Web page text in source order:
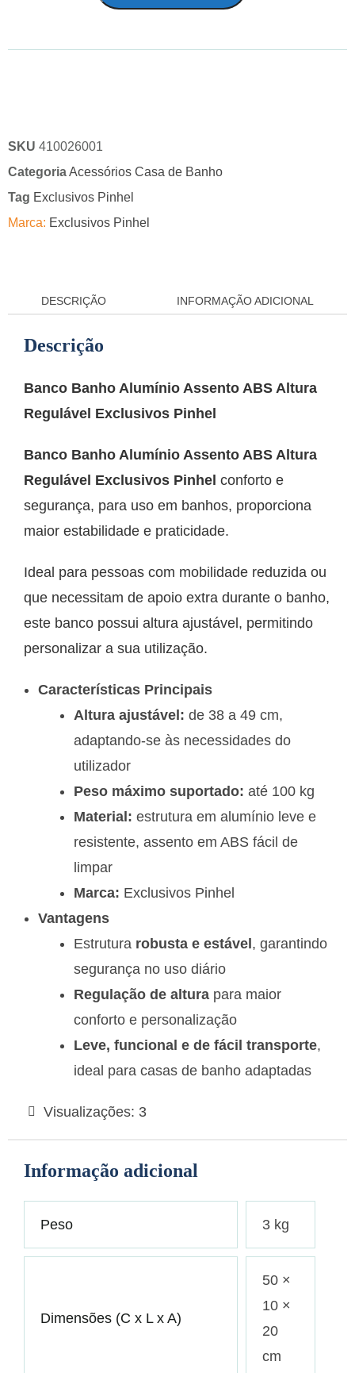
SKU 410026001
CategoriaAcessórios Casa de Banho
Tag Exclusivos Pinhel
Marca: Exclusivos Pinhel
DESCRIÇÃO INFORMAÇÃO ADICIONAL
Descrição
Banco Banho Alumínio Assento ABS Altura
Regulável Exclusivos Pinhel
Banco Banho Alumínio Assento ABS Altura
Regulável Exclusivos Pinhel conforto e
segurança, para uso em banhos, proporciona
maior estabilidade e praticidade.
Ideal para pessoas com mobilidade reduzida ou
que necessitam de apoio extra durante o banho,
este banco possui altura ajustável, permitindo
personalizar a sua utilização.
Características Principais
Altura ajustável: de 38 a 49 cm,
adaptando-se às necessidades do
utilizador
Peso máximo suportado: até 100 kg
Material: estrutura em alumínio leve e
resistente, assento em ABS fácil de
limpar
Marca: Exclusivos Pinhel
Vantagens
Estrutura robusta e estável , garantindo
segurança no uso diário
Regulação de altura para maior
conforto e personalização
Leve, funcional e de fácil transporte,
ideal para casas de banho adaptadas
Visualizações: 3
Informação adicional
Peso 3 kg
Dimensões (C x L x A)
50 ×
10 ×
20
cm